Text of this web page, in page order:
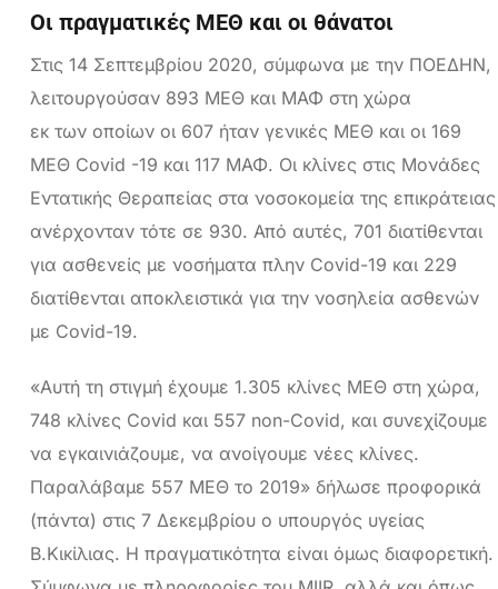
Οι πραγματικές ΜΕΘ και οι θάνατοι
Στις 14 Σεπτεμβρίου 2020, σύμφωνα με την ΠΟΕΔΗΝ,
λειτουργούσαν 893 ΜΕΘ και ΜΑΦ στη χώρα
εκ των οποίων οι 607 ήταν γενικές ΜΕΘ και οι 169
ΜΕΘ Covid -19 και 117 ΜΑΦ. Οι κλίνες στις Μονάδες
Εντατικής Θεραπείας στα νοσοκομεία της επικράτειας
ανέρχονταν τότε σε 930. Από αυτές, 701 διατίθενται
για ασθενείς με νοσήματα πλην Covid-19 και 229
διατίθενται αποκλειστικά για την νοσηλεία ασθενών
με Covid-19.
«Αυτή τη στιγμή έχουμε 1.305 κλίνες ΜΕΘ στη χώρα,
748 κλίνες Covid και 557 non-Covid, και συνεχίζουμε
να εγκαινιάζουμε, να ανοίγουμε νέες κλίνες.
Παραλάβαμε 557 ΜΕΘ το 2019» δήλωσε προφορικά
(πάντα) στις 7 Δεκεμβρίου ο υπουργός υγείας
Β.Κικίλιας. Η πραγματικότητα είναι όμως διαφορετική.